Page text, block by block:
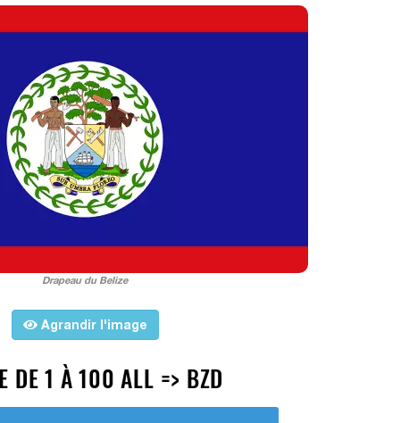
Drapeau du Belize
Agrandir l'image
DE 1 À 100 ALL => BZD